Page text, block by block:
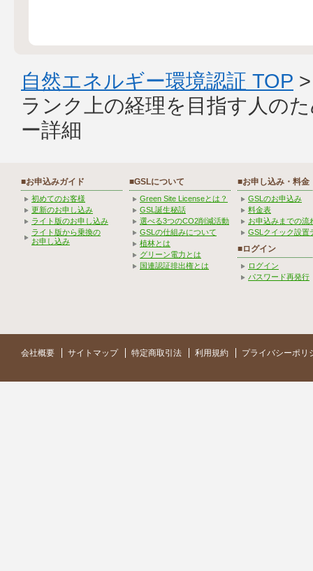
自然エネルギー環境認証 TOP
ランク上の経理を目指す人の
ー詳細
■お申込みガイド
初めてのお客様
更新のお申し込み
ライト版のお申し込み
ライト版から乗換の
お申し込み
■GSLについて
Green Site Licenseとは？
GSL誕生秘話
選べる3つのCO2削減活動
GSLの仕組みについて
植林とは
グリーン電力とは
国連認証排出権とは
■お申し込み・料金
GSLのお申込み
料金表
お申込みまでの流
GSLクイック設置
■ログイン
ログイン
パスワード再発行
会社概要 サイトマップ 特定商取引法 利用規約 プライバシーポリ